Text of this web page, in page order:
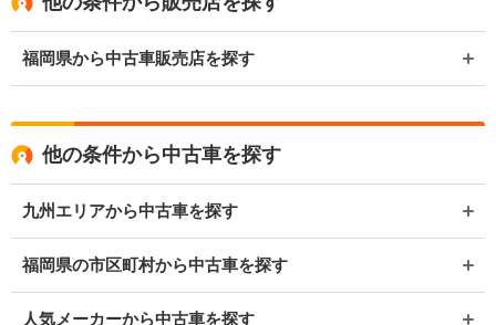
福岡県から中古車販売店を探す
他の条件から中古車を探す
九州エリアから中古車を探す
福岡県の市区町村から中古車を探す
人気メーカーから中古車を探す